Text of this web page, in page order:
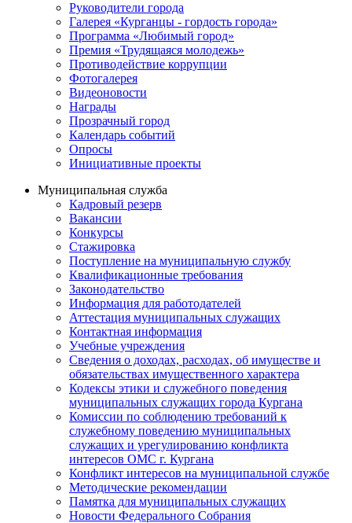
Руководители города
Галерея «Курганцы - гордость города»
Программа «Любимый город»
Премия «Трудящаяся молодежь»
Противодействие коррупции
Фотогалерея
Видеоновости
Награды
Прозрачный город
Календарь событий
Опросы
Инициативные проекты
Муниципальная служба
Кадровый резерв
Вакансии
Конкурсы
Стажировка
Поступление на муниципальную службу
Квалификационные требования
Законодательство
Информация для работодателей
Аттестация муниципальных служащих
Контактная информация
Учебные учреждения
Сведения о доходах, расходах, об имуществе и
обязательствах имущественного характера
Кодексы этики и служебного поведения
муниципальных служащих города Кургана
Комиссии по соблюдению требований к
служебному поведению муниципальных
служащих и урегулированию конфликта
интересов ОМС г. Кургана
Конфликт интересов на муниципальной службе
Методические рекомендации
Памятка для муниципальных служащих
Новости Федерального Cобрания